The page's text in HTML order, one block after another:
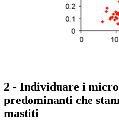
2 - Individuare i
predominanti che
mastiti